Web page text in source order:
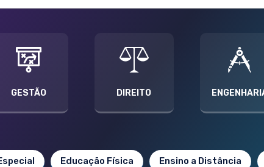
GESTÃO DIREITO
Educação Física Ensino a Distância